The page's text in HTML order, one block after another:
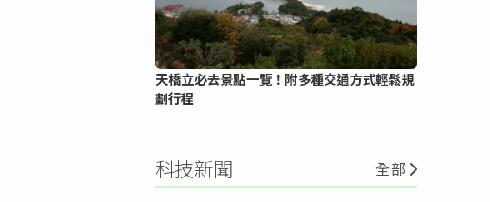
天橋立必去景點一覽！附多種交通方式輕鬆規
劃行程
科技新聞 全部